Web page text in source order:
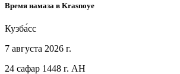
Время намаза в Krasnoye
Кузба́сс
7 августа 2026 г.
24 сафар 1448 г. AH